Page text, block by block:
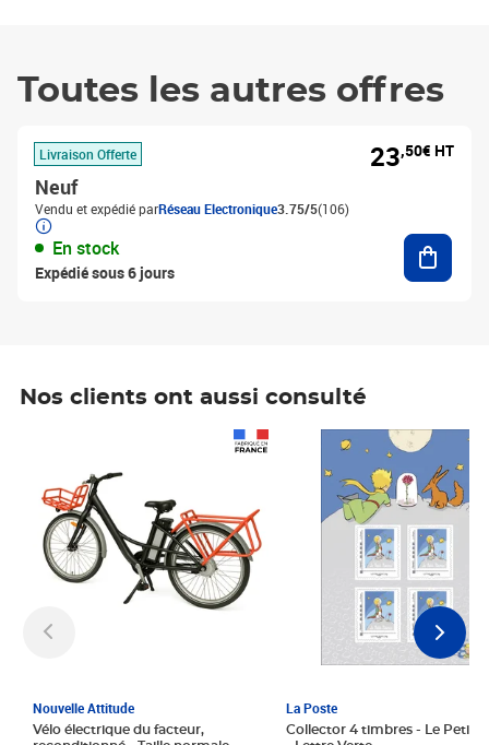
Toutes les autres offres
Livraison Offerte
Neuf
Vendu et expédié parRéseau Electronique3.75/5(106)
En stock
Expédié sous 6 jours
23,50€ HT
Nos clients ont aussi consulté
Nouvelle Attitude
Vélo électrique du facteur,
La Poste
Collector 4 timbres - Le Petit
Prix 6,25€ HT